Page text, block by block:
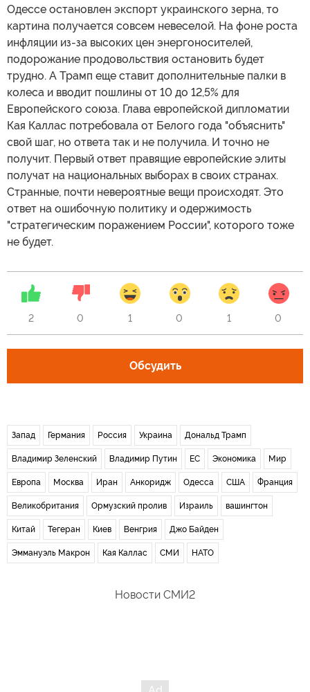
Одессе остановлен экспорт украинского зерна, то
картина получается совсем невеселой. На фоне роста
инфляции из-за высоких цен энергоносителей,
подорожание продовольствия остановить будет
трудно. А Трамп еще ставит дополнительные палки в
колеса и вводит пошлины от 10 до 12,5% для
Европейского союза. Глава европейской дипломатии
Кая Каллас потребовала от Белого года "объяснить"
свой шаг, но ответа так и не получила. И точно не
получит. Первый ответ правящие европейские элиты
получат на национальных выборах в своих странах.
Странные, почти невероятные вещи происходят. Это
ответ на ошибочную политику и одержимость
"стратегическим поражением России", которого тоже
не будет.
2 0 1 0 1 0
Обсудить
Запад Германия Россия Украина Дональд Трамп
Владимир Зеленский Владимир Путин ЕС Экономика Мир
Европа Москва Иран Анкоридж Одесса США Франция
Великобритания Ормузский пролив Израиль вашингтон
Китай Тегеран Киев Венгрия Джо Байден
Эммануэль Макрон Кая Каллас СМИ НАТО
Новости СМИ2